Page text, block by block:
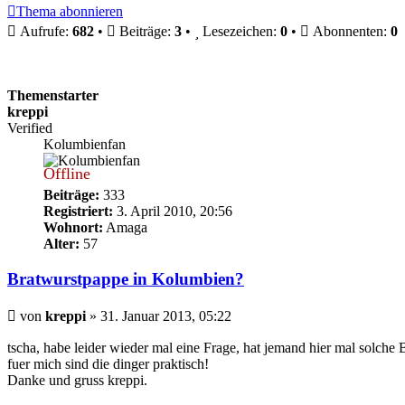
Thema abonnieren
Aufrufe: 682 • Beiträge: 3 • Lesezeichen: 0 • Abonnenten: 0
Themenstarter
kreppi
Verified
Kolumbienfan
Offline
Beiträge: 333
Registriert: 3. April 2010, 20:56
Wohnort: Amaga
Alter: 57
Bratwurstpappe in Kolumbien?
Beitrag
von kreppi » 31. Januar 2013, 05:22
tscha, habe leider wieder mal eine Frage, hat jemand hier mal
fuer mich sind die dinger praktisch!
Danke und gruss kreppi.